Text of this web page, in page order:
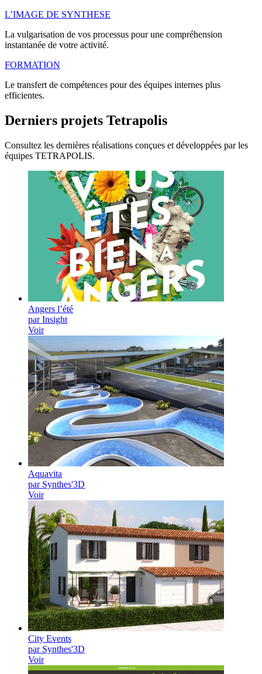
L’IMAGE DE SYNTHESE
La vulgarisation de vos processus pour une compréhension
instantanée de votre activité.
FORMATION
Le transfert de compétences pour des équipes internes plus
efficientes.
Derniers projets Tetrapolis
Consultez les dernières réalisations conçues et développées par les
équipes TETRAPOLIS.
Angers l’été
par Insight
Voir
Aquavita
par Synthes'3D
Voir
City Events
par Synthes'3D
Voir